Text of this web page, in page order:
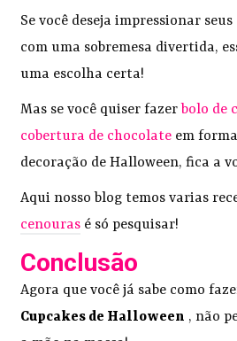
Se você deseja impressionar
com uma sobremesa divertida,
uma escolha certa!
Mas se você quiser fazerbolo de
cobertura de chocolate em
decoração de Halloween, fica a
Aqui nosso blog temos varias
cenouras é só pesquisar!
Conclusão
Agora que você já sabe como
Cupcakes de Halloween , não